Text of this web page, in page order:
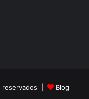
reservados |
Blog